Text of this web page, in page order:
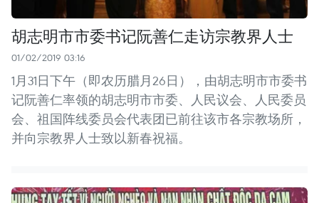
胡志明市市委书记阮善仁走访宗教界人士
01/02/2019 03:16
1月31日下午（即农历腊月26日），由胡志明市市委书
记阮善仁率领的胡志明市市委、人民议会、人民委员
会、祖国阵线委员会代表团已前往该市各宗教场所，
并向宗教界人士致以新春祝福。